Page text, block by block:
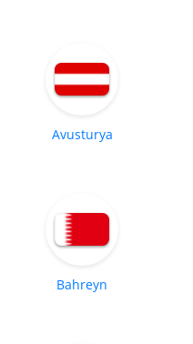
Avusturya
Bahreyn